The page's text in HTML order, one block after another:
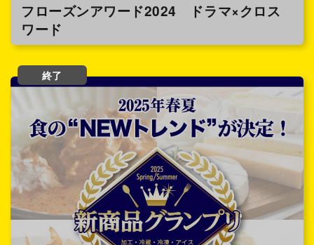
フローズンアワード2024 ドラマ×クロス
ワード
終了